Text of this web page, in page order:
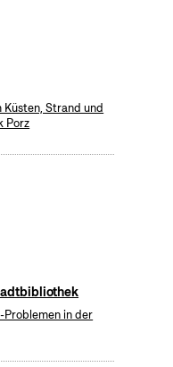
Strand und
Porz
Problemen in der